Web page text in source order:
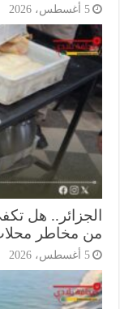
هل تكفي
مخاطر محلات